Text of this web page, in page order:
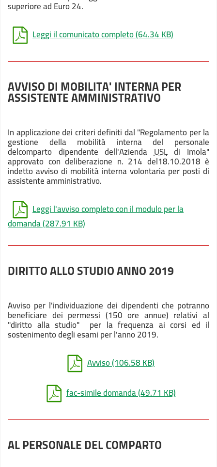
superiore ad Euro 24.
Leggi il comunicato completo(64.34 KB)
AVVISO DI MOBILITA' INTERNA PER
ASSISTENTE AMMINISTRATIVO
In applicazione dei criteri definiti dal "Regolamento per la
gestione della mobilità interna del personale
delcomparto dipendente dell'AziendaUSLdi Imola"
approvato con deliberazione n. 214 del18.10.2018 è
indetto avviso di mobilità interna volontaria per posti di
assistente amministrativo.
Leggi l'avviso completo con il modulo per la
domanda(287.91 KB)
DIRITTO ALLO STUDIO ANNO 2019
Avviso per l'individuazione dei dipendenti che potranno
beneficiare dei permessi (150 ore annue) relativi al
"diritto alla studio" per la frequenza ai corsi ed il
sostenimento degli esami per l'anno 2019.
Avviso(106.58 KB)
fac-simile domanda(49.71 KB)
AL PERSONALE DEL COMPARTO